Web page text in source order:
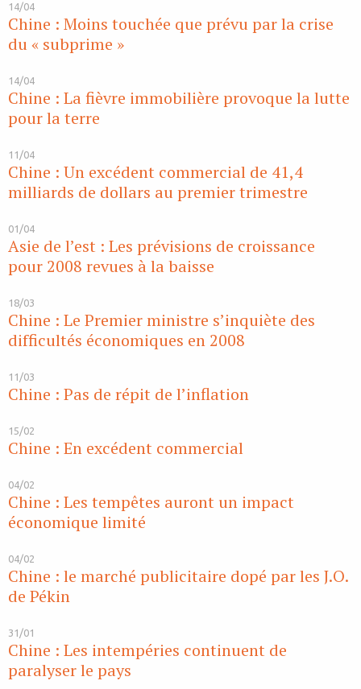
14/04
Chine : Moins touchée que prévu par la crise
du « subprime »
14/04
Chine : La fièvre immobilière provoque la lutte
pour la terre
11/04
Chine : Un excédent commercial de 41,4
milliards de dollars au premier trimestre
01/04
Asie de l’est : Les prévisions de croissance
pour 2008 revues à la baisse
18/03
Chine : Le Premier ministre s’inquiète des
difficultés économiques en 2008
11/03
Chine : Pas de répit de l’inflation
15/02
Chine : En excédent commercial
04/02
Chine : Les tempêtes auront un impact
économique limité
04/02
Chine : le marché publicitaire dopé par les J.O.
de Pékin
31/01
Chine : Les intempéries continuent de
paralyser le pays